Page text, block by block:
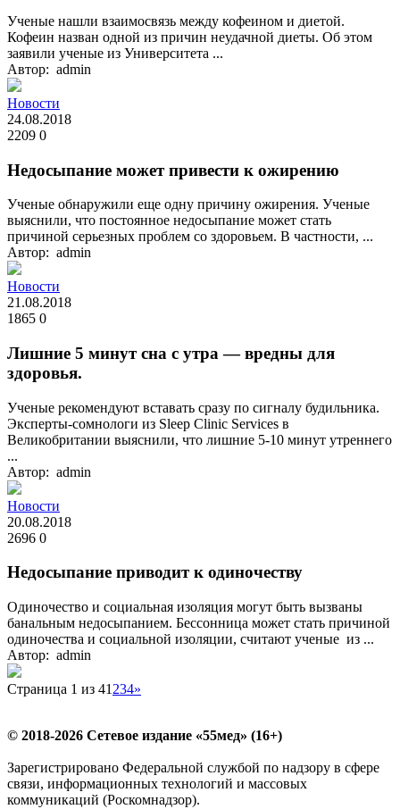
Ученые нашли взаимосвязь между кофеином и диетой.
Кофеин назван одной из причин неудачной диеты. Об этом
заявили ученые из Университета ...
Автор: admin
Новости
24.08.2018
2209 0
Недосыпание может привести к ожирению
Ученые обнаружили еще одну причину ожирения. Ученые
выяснили, что постоянное недосыпание может стать
причиной серьезных проблем со здоровьем. В частности, ...
Автор: admin
Новости
21.08.2018
1865 0
Лишние 5 минут сна с утра — вредны для
здоровья.
Ученые рекомендуют вставать сразу по сигналу будильника.
Эксперты-сомнологи из Sleep Clinic Services в
Великобритании выяснили, что лишние 5-10 минут утреннего
...
Автор: admin
Новости
20.08.2018
2696 0
Недосыпание приводит к одиночеству
Одиночество и социальная изоляция могут быть вызваны
банальным недосыпанием. Бессонница может стать причиной
одиночества и социальной изоляции, считают ученые из ...
Автор: admin
Страница 1 из 41 234»
© 2018-2026 Сетевое издание «55мед» (16+)
Зарегистрировано Федеральной службой по надзору в сфере
связи, информационных технологий и массовых
коммуникаций (Роскомнадзор).